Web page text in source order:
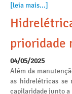
[leia mais...]
prioridade
04/05/2025
Além da
as hidrelétricas se
capilaridade junto a